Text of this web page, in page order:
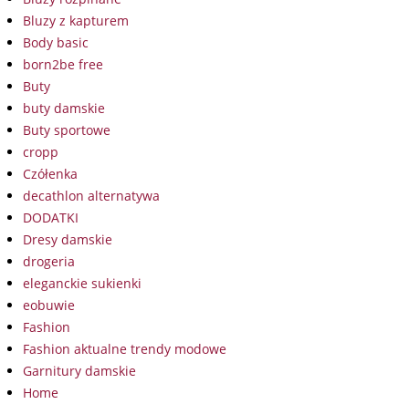
Bluzy z kapturem
Body basic
born2be free
Buty
buty damskie
Buty sportowe
cropp
Czółenka
decathlon alternatywa
DODATKI
Dresy damskie
drogeria
eleganckie sukienki
eobuwie
Fashion
Fashion aktualne trendy modowe
Garnitury damskie
Home